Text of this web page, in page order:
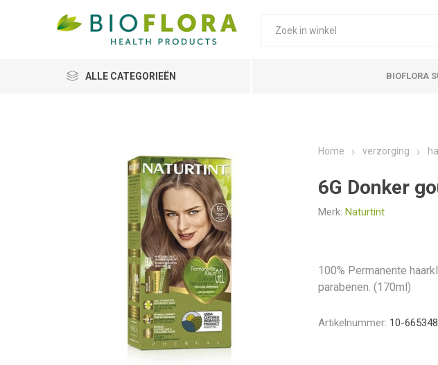
ALLE CATEGORIEËN BIOFLORA
Home verzorging
6G Donker
Merk: Naturtint
100% Permanente
parabenen. (170ml)
Artikelnummer: 10-665348